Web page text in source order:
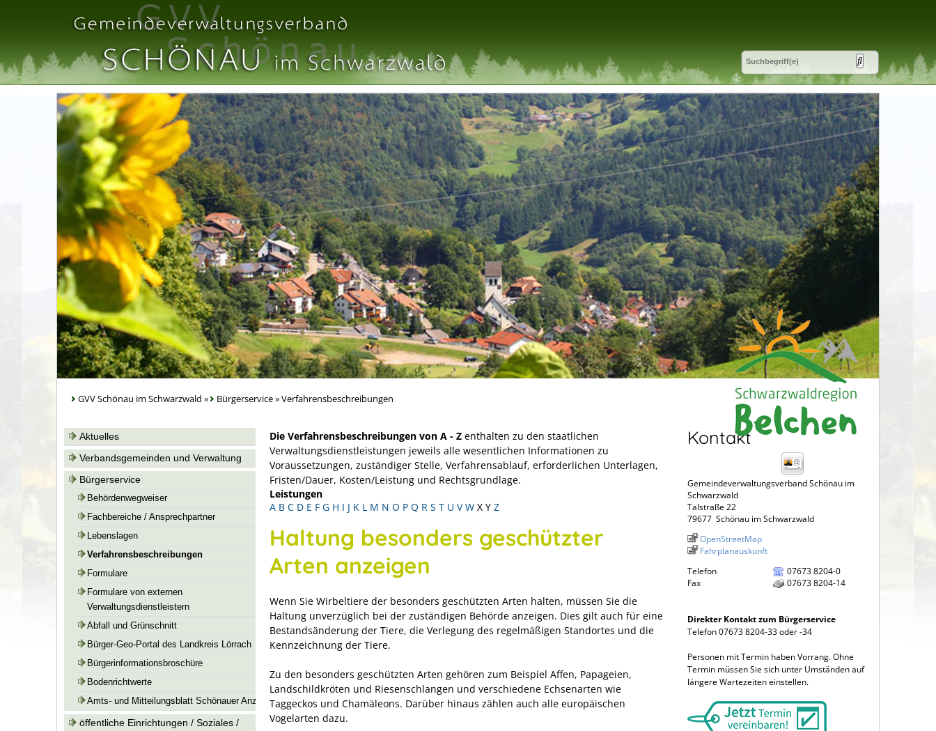
GVV Schönau im Schwarzwald » Bürgerservice»Verfahrensbeschreibungen
Aktuelles
Verbandsgemeinden und Verwaltung
Bürgerservice
Behördenwegweiser
Fachbereiche / Ansprechpartner
Lebenslagen
Verfahrensbeschreibungen
Formulare
Formulare von externen
Verwaltungsdienstleistern
Abfall und Grünschnitt
Bürger-Geo-Portal des Landkreis Lörrach
Bürgerinformationsbroschüre
Bodenrichtwerte
Amts- und Mitteilungsblatt Schönauer Anzeiger
öffentliche Einrichtungen / Soziales /
Die Verfahrensbeschreibungen von A - Z enthalten zu den staatlichen
Verwaltungsdienstleistungen jeweils alle wesentlichen Informationen zu
Voraussetzungen, zuständiger Stelle, Verfahrensablauf, erforderlichen Unterlagen,
Fristen/Dauer, Kosten/Leistung und Rechtsgrundlage.
Leistungen
A B C D E F G H I J K L M N O P Q R S T U V W X Y Z
Haltung besonders geschützter
Arten anzeigen
Wenn Sie Wirbeltiere der besonders geschützten Arten halten, müssen Sie die
Haltung unverzüglich bei der zuständigen Behörde anzeigen. Dies gilt auch für eine
Bestandsänderung der Tiere, die Verlegung des regelmäßigen Standortes und die
Kennzeichnung der Tiere.
Zu den besonders geschützten Arten gehören zum Beispiel Affen, Papageien,
Landschildkröten und Riesenschlangen und verschiedene Echsenarten wie
Taggeckos und Chamäleons. Darüber hinaus zählen auch alle europäischen
Vogelarten dazu.
Kontakt
Gemeindeverwaltungsverband Schönau im
Schwarzwald
Talstraße 22
79677 Schönau im Schwarzwald
OpenStreetMap
Fahrplanauskunft
Telefon
07673 8204-0
Fax
07673 8204-14
Direkter Kontakt zum Bürgerservice
Telefon 07673 8204-33 oder -34
Personen mit Termin haben Vorrang. Ohne
Termin müssen Sie sich unter Umständen auf
längere Wartezeiten einstellen.